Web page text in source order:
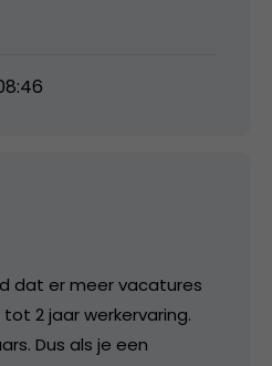
dat er meer vacatures
2 jaar werkervaring.
Dus als je een